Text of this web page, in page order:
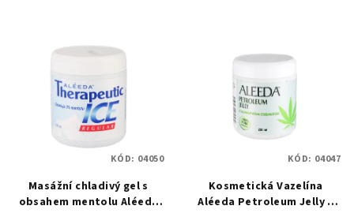
Masážní chladivý gel s
obsahem mentolu Aléeda
KÓD: 04050
Kosmetická Vazelína
Aléeda Petroleum Jelly s
KÓD: 04047